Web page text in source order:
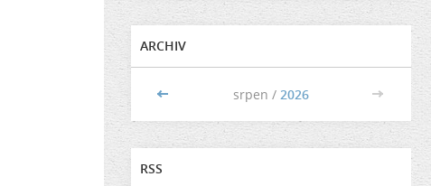
ARCHIV
<< srpen / 2026 >>
RSS